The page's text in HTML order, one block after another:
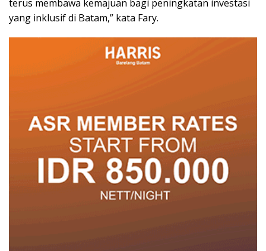
terus membawa kemajuan bagi peningkatan investasi
yang inklusif di Batam,” kata Fary.